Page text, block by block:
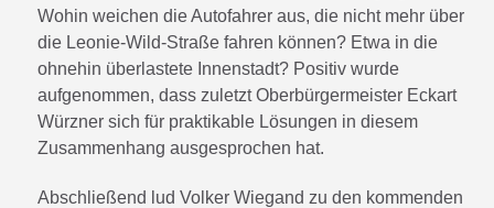
Wohin weichen die Autofahrer aus, die nicht mehr über
die Leonie-Wild-Straße fahren können? Etwa in die
ohnehin überlastete Innenstadt? Positiv wurde
aufgenommen, dass zuletzt Oberbürgermeister Eckart
Würzner sich für praktikable Lösungen in diesem
Zusammenhang ausgesprochen hat.
Abschließend lud Volker Wiegand zu den kommenden